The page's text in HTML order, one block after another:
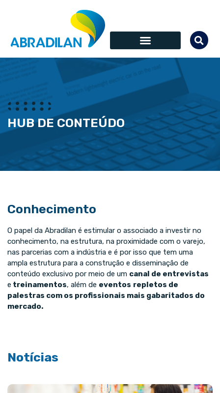
HUB DE CONTEÚDO
Conhecimento
O papel da Abradilan é estimular o associado a investir no
conhecimento, na estrutura, na proximidade com o varejo,
nas parcerias com a indústria e é por isso que tem uma
ampla estrutura para a construção e disseminação de
conteúdo exclusivo por meio de um canal de entrevistas
e treinamentos, além de eventos repletos de
palestras com os profissionais mais gabaritados do
mercado.
Notícias